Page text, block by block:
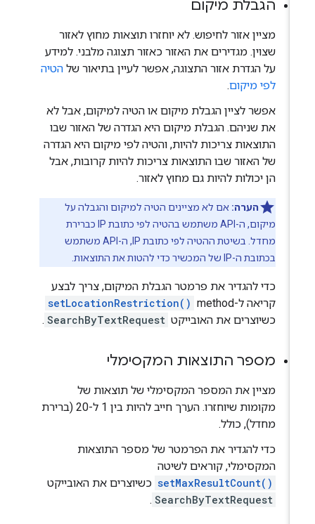
הגבלת מיקום
מציין אזור לחיפוש. לא יוחזרו תוצאות מחוץ לאזור
שצוין. מגדירים את האזור כאזור תצוגה מלבני. למידע
על הגדרת אזור התצוגה, אפשר לעיין בתיאור של הטיה
לפי מיקום.
אפשר לציין הגבלת מיקום או הטיה למיקום, אבל לא
את שניהם. הגבלת מיקום היא הגדרה של האזור שבו
התוצאות צריכות להיות, והטיה לפי מיקום היא הגדרה
של האזור שבו התוצאות צריכות להיות קרובות, אבל
הן יכולות להיות גם מחוץ לאזור.
הערה:אם לא מציינים הטיה למיקום והגבלה על
מיקום, ה-API משתמש בהטיה לפי כתובת IP כברירת
מחדל. בשיטת ההטיה לפי כתובת IP, ה-API משתמש
בכתובת ה-IP של המכשיר כדי להטות את התוצאות.
כדי להגדיר את פרמטר הגבלת המיקום, צריך לבצע
קריאה ל-method‏
setLocationRestriction()
כשיוצרים את האובייקט SearchByTextRequest
.
מספר התוצאות המקסימלי
מציין את המספר המקסימלי של תוצאות של
מקומות שיוחזרו. הערך חייב להיות בין 1 ל-20 (ברירת
מחדל), כולל.
כדי להגדיר את הפרמטר של מספר התוצאות
המקסימלי, קוראים לשיטה
setMaxResultCount() כשיוצרים את האובייקט
SearchByTextRequest
.